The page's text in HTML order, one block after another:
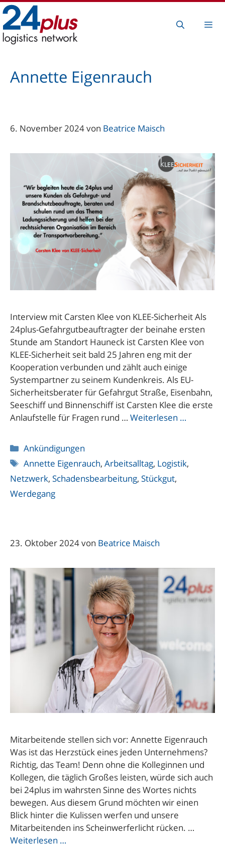
Zum
Inhalt
springen
Annette Eigenrauch
6. November 2024von Beatrice Maisch
Interview mit Carsten Klee von KLEE-Sicherheit Als
24plus-Gefahrgutbeauftragter der beinahe ersten
Stunde am Standort Hauneck ist Carsten Klee von
KLEE-Sicherheit seit bald 25 Jahren eng mit der
Kooperation verbunden und zählt auch einige
Systempartner zu seinem Kundenkreis. Als EU-
Sicherheitsberater für Gefahrgut Straße, Eisenbahn,
Seeschiff und Binnenschiff ist Carsten Klee die erste
Anlaufstelle für Fragen rund … Weiterlesen …
Kategorien
Ankündigungen
Schlagwörter
Annette Eigenrauch,Arbeitsalltag, Logistik,
Netzwerk, Schadensbearbeitung, Stückgut,
Werdegang
23. Oktober 2024von Beatrice Maisch
Mitarbeitende stellen sich vor: Annette Eigenrauch
Was ist das Herzstück eines jeden Unternehmens?
Richtig, das Team! Denn ohne die Kolleginnen und
Kollegen, die täglich Großes leisten, würde sich auch
bei 24plus im wahrsten Sinne des Wortes nichts
bewegen. Aus diesem Grund möchten wir einen
Blick hinter die Kulissen werfen und unsere
Mitarbeitenden ins Scheinwerferlicht rücken. …
Weiterlesen …